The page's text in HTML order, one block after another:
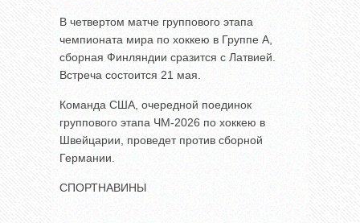
В четвертом матче группового этапа
чемпионата мира по хоккею в Группе A,
сборная Финляндии сразится с Латвией.
Встреча состоится 21 мая.
Команда США, очередной поединок
группового этапа ЧМ-2026 по хоккею в
Швейцарии, проведет против сборной
Германии.
СПОРТНАВИНЫ